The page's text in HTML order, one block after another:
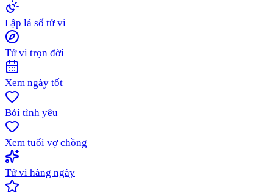
Lập lá số tử vi
Tử vi trọn đời
Xem ngày tốt
Bói tình yêu
Xem tuổi vợ chồng
Tử vi hàng ngày